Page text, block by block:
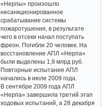
«Нерпы» произошло
несанкционированное
срабатывание системы
пожаротушения, в результате
чего в отсеки начал поступать
фреон. Погибли 20 человек. На
восстановление АПЛ «Нерпа»
были выделены 1,9 млрд руб.
Повторные испытания АПЛ
начались в июле 2009 года.
В сентябре 2009 года АПЛ
«Нерпа» завершила третий этап
ходовых испытаний, а 28 декабря